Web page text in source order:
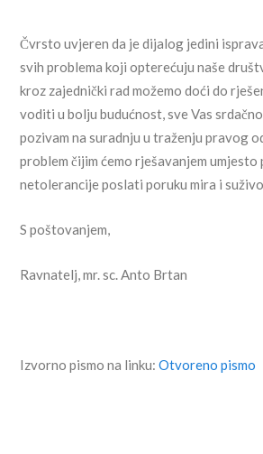
Čvrsto uvjeren da je dijalog jedini
svih problema koji opterećuju naše
kroz zajednički rad možemo doći do
voditi u bolju budućnost, sve Vas
pozivam na suradnju u traženju pravog
problem čijim ćemo rješavanjem umjesto
netolerancije poslati poruku mira i
S poštovanjem,
Ravnatelj, mr. sc. Anto Brtan
Izvorno pismo na linku:Otvoreno pismo